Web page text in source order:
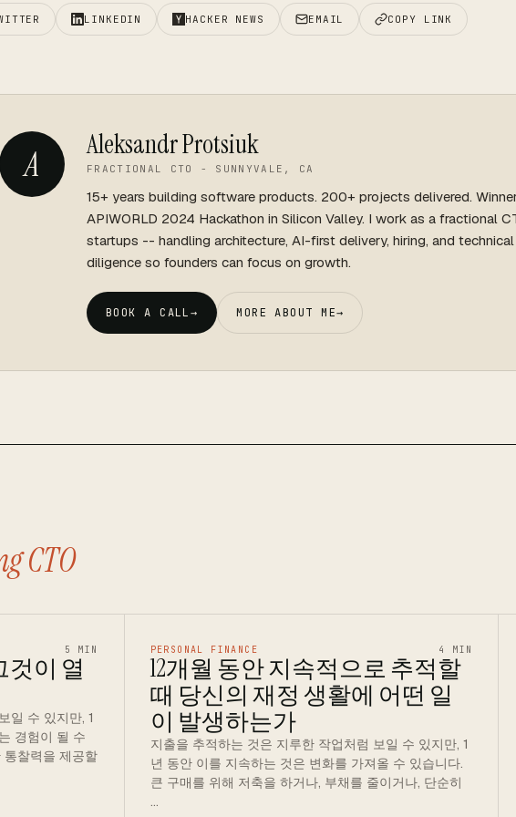
LINKEDIN HACKER NEWS EMAIL COPY LINK
A Aleksandr Protsiuk
FRACTIONAL CTO - SUNNYVALE, CA
15+ years building software products. 200+ projects delivered.
APIWORLD 2024 Hackathon in Silicon Valley. I work as a fractional
startups -- handling architecture, AI-first delivery, hiring, and
diligence so founders can focus on growth.
BOOK A CALL→ MORE ABOUT ME→
CTO
5 MIN
것이 열
일 수 있지만, 1
경험이 될 수
통찰력을 제공할
PERSONAL FINANCE 4 MIN
12개월 동안 지속적으로 추적할
때 당신의 재정 생활에 어떤 일
이 발생하는가
지출을 추적하는 것은 지루한 작업처럼 보일 수 있지만, 1
년 동안 이를 지속하는 것은 변화를 가져올 수 있습니다.
큰 구매를 위해 저축을 하거나, 부채를 줄이거나, 단순히
…